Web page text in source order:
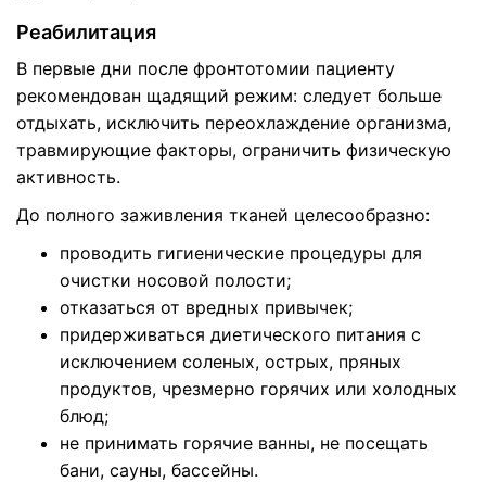
Реабилитация
В первые дни после фронтотомии пациенту
рекомендован щадящий режим: следует больше
отдыхать, исключить переохлаждение организма,
травмирующие факторы, ограничить физическую
активность.
До полного заживления тканей целесообразно:
проводить гигиенические процедуры для
очистки носовой полости;
отказаться от вредных привычек;
придерживаться диетического питания с
исключением соленых, острых, пряных
продуктов, чрезмерно горячих или холодных
блюд;
не принимать горячие ванны, не посещать
бани, сауны, бассейны.